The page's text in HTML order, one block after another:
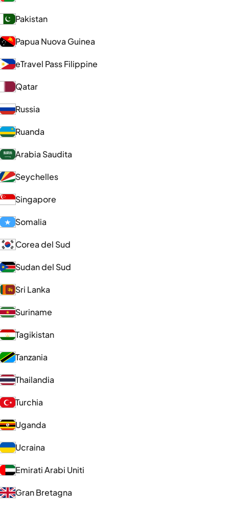
Pakistan
Papua Nuova Guinea
eTravel Pass Filippine
Qatar
Russia
Ruanda
Arabia Saudita
Seychelles
Singapore
Somalia
Corea del Sud
Sudan del Sud
Sri Lanka
Suriname
Tagikistan
Tanzania
Thailandia
Turchia
Uganda
Ucraina
Emirati Arabi Uniti
Gran Bretagna